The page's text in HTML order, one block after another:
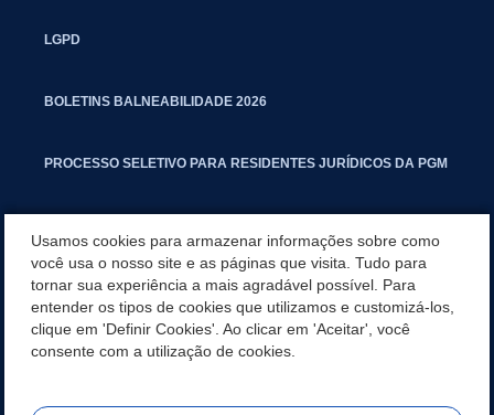
LGPD
BOLETINS BALNEABILIDADE 2026
PROCESSO SELETIVO PARA RESIDENTES JURÍDICOS DA PGM
MANUAL DE PROCEDIMENTOS IMOBILIÁRIOS SEINFRA
TURMINHA DO LAGO
Usamos cookies para armazenar informações sobre como
você usa o nosso site e as páginas que visita. Tudo para
tornar sua experiência a mais agradável possível. Para
entender os tipos de cookies que utilizamos e customizá-los,
clique em 'Definir Cookies'. Ao clicar em 'Aceitar', você
consente com a utilização de cookies.